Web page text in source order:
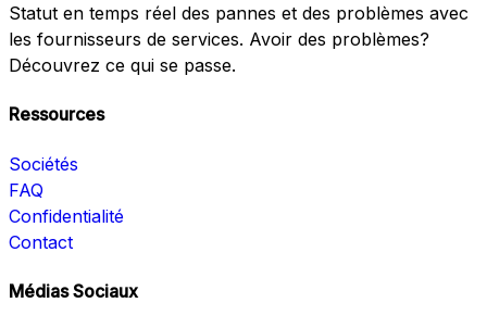
Statut en temps réel des pannes et des problèmes avec
les fournisseurs de services. Avoir des problèmes?
Découvrez ce qui se passe.
Ressources
Sociétés
FAQ
Confidentialité
Contact
Médias Sociaux